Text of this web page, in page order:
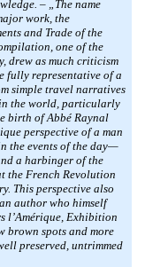
– „The name
work, the
and Trade of the
one of the
drew as much criticism
fully representative of a
simple travel narratives
the world, particularly
birth of Abbé Raynal
perspective of a man
the events of the day—
a harbinger of the
the French Revolution
This perspective also
author who himself
l’Amérique, Exhibition
brown spots and more
preserved, untrimmed